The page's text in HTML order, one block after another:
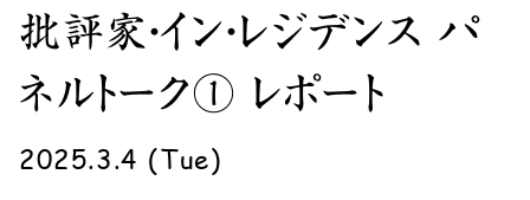
批評家・イン・レジデンス パ
ネルトーク① レポート
2025.3.4 (Tue)